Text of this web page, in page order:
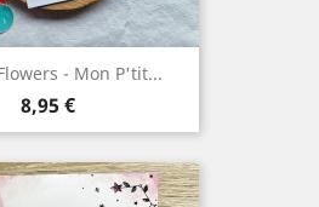
- Mon P'tit...
Prix
8,95 €